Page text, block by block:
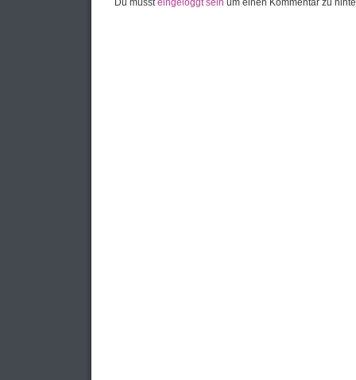
Du mussteingeloggt sein um einen Kommentar zu